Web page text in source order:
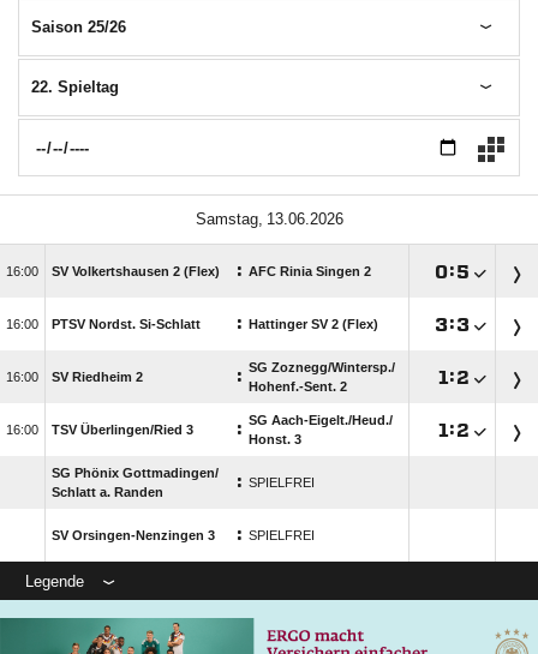
Saison 25/26
22. Spieltag
 
 SV Volkertshausen 2 (Flex) : AFC Rinia Singen 2 :
 PTSV Nordst. Si-Schlatt : Hattinger SV 2 (Flex) :
 SV Riedheim 2 : SG Zoznegg/​Wintersp./​
Hohenf.-Sent. 2
 :
 TSV Überlingen/​Ried 3 : SG Aach-Eigelt./​Heud./​
Honst. 3
 :
SG Phönix Gottmadingen/​
Schlatt a. Randen
: SPIELFREI
SV Orsingen-Nenzingen 3 : SPIELFREI
Legende